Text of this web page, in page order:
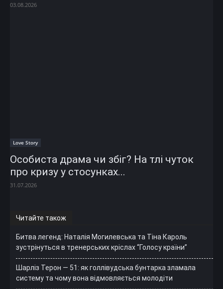
03.08.2026
Love Story
Особиста драма чи збіг? На тлі чуток
про кризу у стосунках...
31.07.2026
Читайте також
Битва легенд: Наталія Могилевська та Тіна Кароль
зустрінуться в тренерських кріслах “Голосу країни”
Шарліз Терон — 51: як голлівудська бунтарка зламала
систему та чому вона відмовляється молодіти